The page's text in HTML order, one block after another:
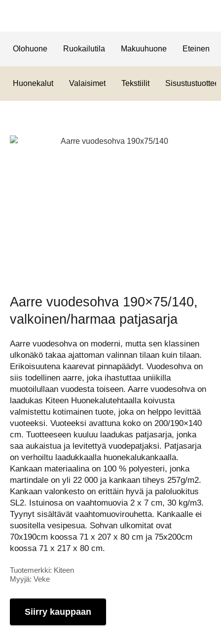
Olohuone Ruokailutila Makuuhuone Eteinen
Huonekalut Valaisimet Tekstiilit Sisustustuotteet
Aarre vuodesohva 190×75/140,
valkoinen/harmaa patjasarja
Aarre vuodesohva on moderni, mutta sen klassinen
ulkonäkö takaa ajattoman valinnan tilaan kuin tilaan.
Erikoisuutena kaarevat pinnapäädyt. Vuodesohva on
siis todellinen aarre, joka ihastuttaa uniikilla
muotoilullaan vuodesta toiseen. Aarre vuodesohva on
laadukas Kiteen Huonekalutehtaalla koivusta
valmistettu kotimainen tuote, joka on helppo levittää
vuoteeksi. Vuoteeksi avattuna koko on 200/190×140
cm. Tuotteeseen kuuluu laadukas patjasarja, jonka
saa aukaistua ja levitettyä vuodepatjaksi. Patjasarja
on verhoiltu laadukkaalla huonekalukankaalla.
Kankaan materiaalina on 100 % polyesteri, jonka
martindale on yli 22 000 ja kankaan tiheys 257g/m2.
Kankaan valonkesto on erittäin hyvä ja paloluokitus
SL2. Istuinosa on vaahtomuovia 2 x 7 cm, 30 kg/m3.
Tyynyt sisältävät vaahtomuovirouhetta. Kankaalle ei
suositella vesipesua. Sohvan ulkomitat ovat
70x190cm koossa 71 x 207 x 80 cm ja 75x200cm
koossa 71 x 217 x 80 cm.
Tuotemerkki: Kiteen
Myyjä: Veke
Siirry kauppaan